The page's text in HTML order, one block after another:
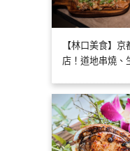
【林口美食】
店！道地串燒、